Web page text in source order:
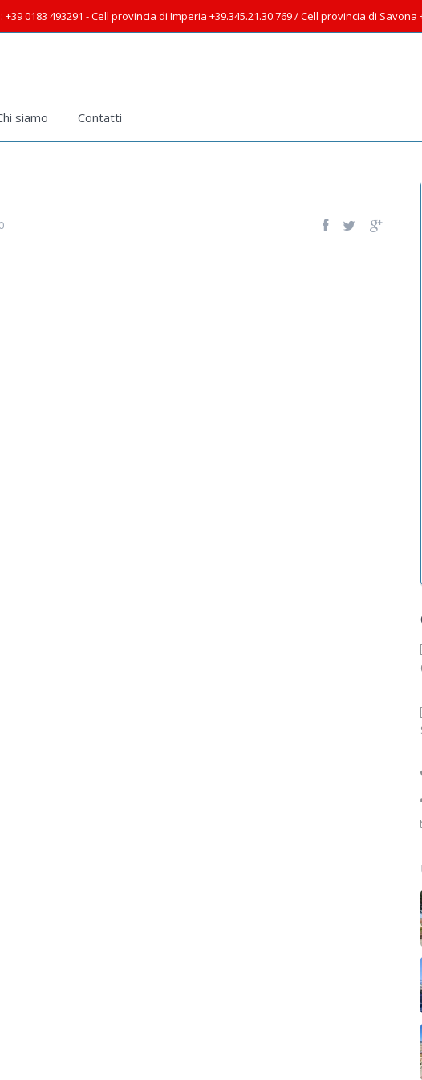
0183 493291 - Cell provincia di Imperia +39.345.21.30.769 / Cell provincia di Savona
siamo Contatti
0